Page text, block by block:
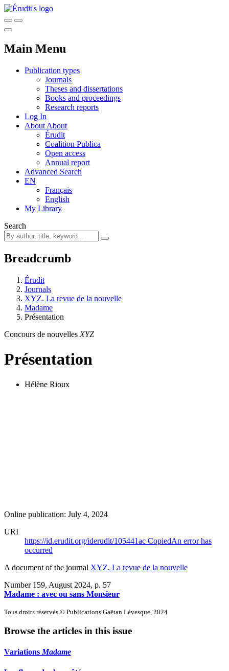
Main Menu
Publication types
Journals
Theses and dissertations
Books and proceedings
Research reports
Log In
About About
Érudit
Coalition Publica
Open access
Annual report
Advanced Search
EN
Français
English
My Library
Search
Breadcrumb
Érudit
Journals
XYZ. La revue de la nouvelle
Madame
Présentation
Concours de nouvelles XYZ
Présentation
Hélène Rioux
Online publication: July 4, 2024
URI
https://id.erudit.org/iderudit/105441ac CopiedAn error has
occurred
A document of the journal XYZ. La revue de la nouvelle
Number 159, August 2024, p. 57
Madame : avec ou sans Monsieur
Tous droits réservés © Publications Gaëtan Lévesque, 2024
Browse the articles in this issue
VariationsMadame